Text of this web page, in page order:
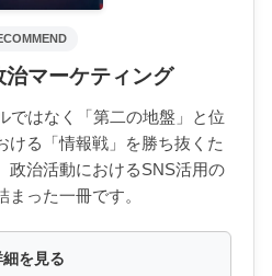
マーケティング
ではなく「第二の地盤」と位
ける「情報戦」を勝ち抜くた
政治活動におけるSNS活用の
まった一冊です。
細を見る